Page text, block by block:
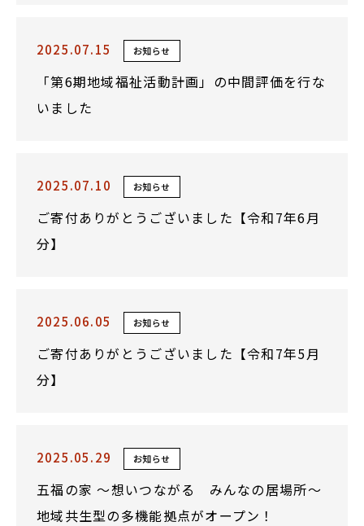
2025.07.15 お知らせ
「第6期地域福祉活動計画」の中間評価を行な
いました
2025.07.10 お知らせ
ご寄付ありがとうございました【令和7年6月
分】
2025.06.05 お知らせ
ご寄付ありがとうございました【令和7年5月
分】
2025.05.29 お知らせ
五福の家 ～想いつながる みんなの居場所～
地域共生型の多機能拠点がオープン！